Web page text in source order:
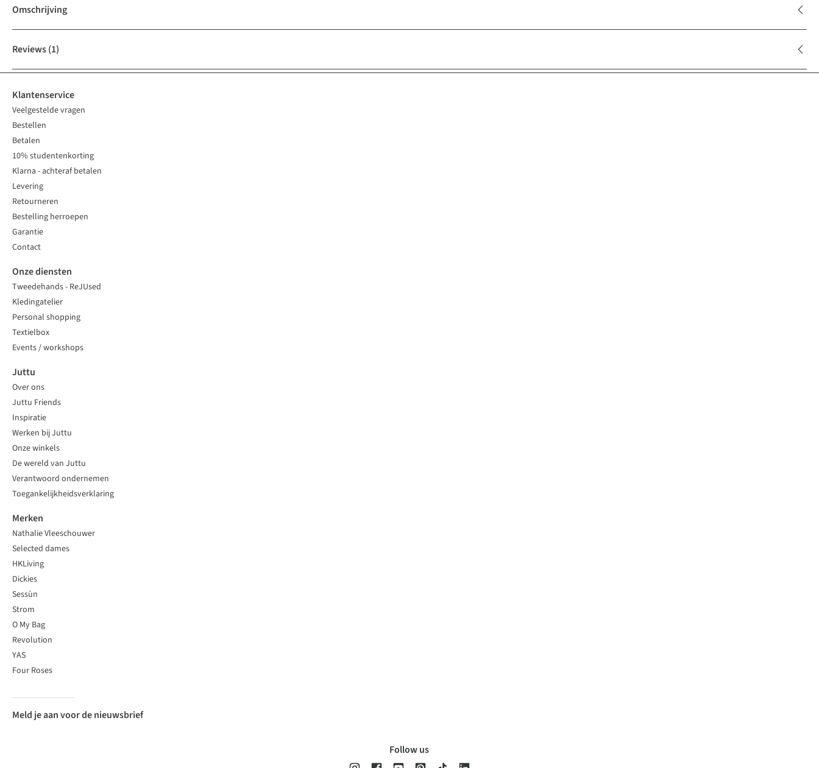
Omschrijving
Reviews(1)
Klantenservice
Veelgestelde vragen
Bestellen
Betalen
10% studentenkorting
Klarna - achteraf betalen
Levering
Retourneren
Bestelling herroepen
Garantie
Contact
Onze diensten
Tweedehands - ReJUsed
Kledingatelier
Personal shopping
Textielbox
Events / workshops
Juttu
Over ons
Juttu Friends
Inspiratie
Werken bij Juttu
Onze winkels
De wereld van Juttu
Verantwoord ondernemen
Toegankelijkheidsverklaring
Merken
Nathalie Vleeschouwer
Selected dames
HKLiving
Dickies
Sessùn
Strom
O My Bag
Revolution
YAS
Four Roses
Meld je aan voor de nieuwsbrief
Follow us